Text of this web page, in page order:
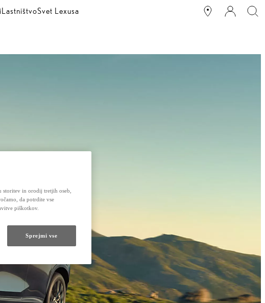
LastništvoSvet Lexusa
storitev in orodij tretjih oseb,
da potrdite vse
piškotkov.
Sprejmi vse